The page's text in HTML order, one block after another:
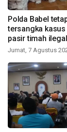
Polda Babel
tersangka kasus
pasir timah ilegal
Jumat, 7 Agustus